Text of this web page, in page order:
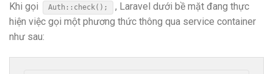
Khi gọi Auth::check();
, Laravel dưới bề mặt đang thực
hiện việc gọi một phương thức thông qua service container
như sau: